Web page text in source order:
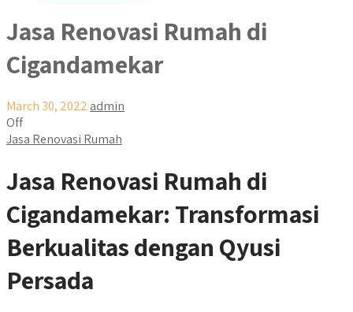
Jasa Renovasi Rumah di
Cigandamekar
March 30, 2022 admin
Off
Jasa Renovasi Rumah
Jasa Renovasi Rumah di
Cigandamekar: Transformasi
Berkualitas dengan Qyusi
Persada